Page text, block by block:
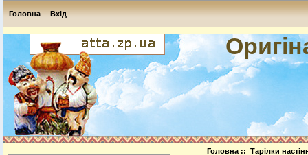
Головна Вхід
Головна ::Тарілки